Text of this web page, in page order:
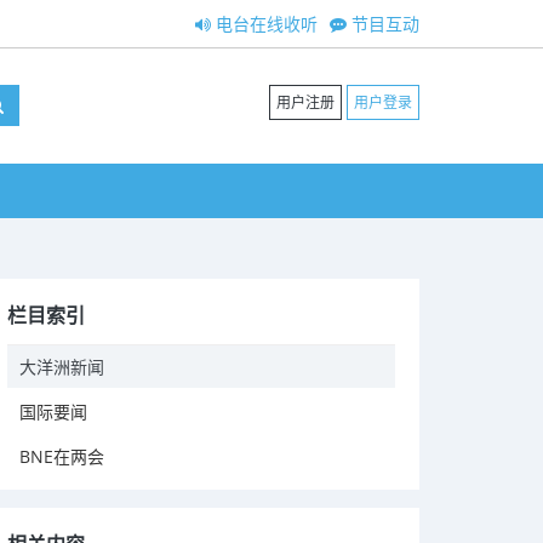
节目互动
电台在线收听
用户注册 用户登录
栏目索引
大洋洲新闻
国际要闻
BNE在两会